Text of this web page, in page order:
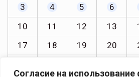
Согласие на
3
4 5 6
10
11 12 13
17
18 19 20